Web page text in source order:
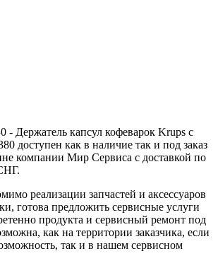
- Держатель капсул кофеварок Krups с
доступен как в наличие так и под заказ
компании Мир Сервиса с доставкой по
реализации запчастей и аксессуаров
готова предложить сервисные услуги
продукта и сервисный ремонт под
как на территории заказчика, если
так и в нашем сервисном